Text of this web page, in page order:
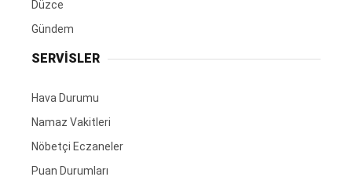
Düzce
Gündem
SERVİSLER
Hava Durumu
Namaz Vakitleri
Nöbetçi Eczaneler
Puan Durumları